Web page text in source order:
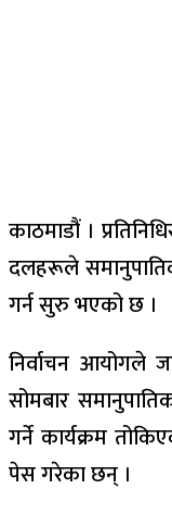
काठमाडौं ।
दलहरूले
गर्न सुरु भएको छ ।
निर्वाचन आयोगले
सोमबार
गर्ने कार्यक्रम
पेस गरेका छन् ।